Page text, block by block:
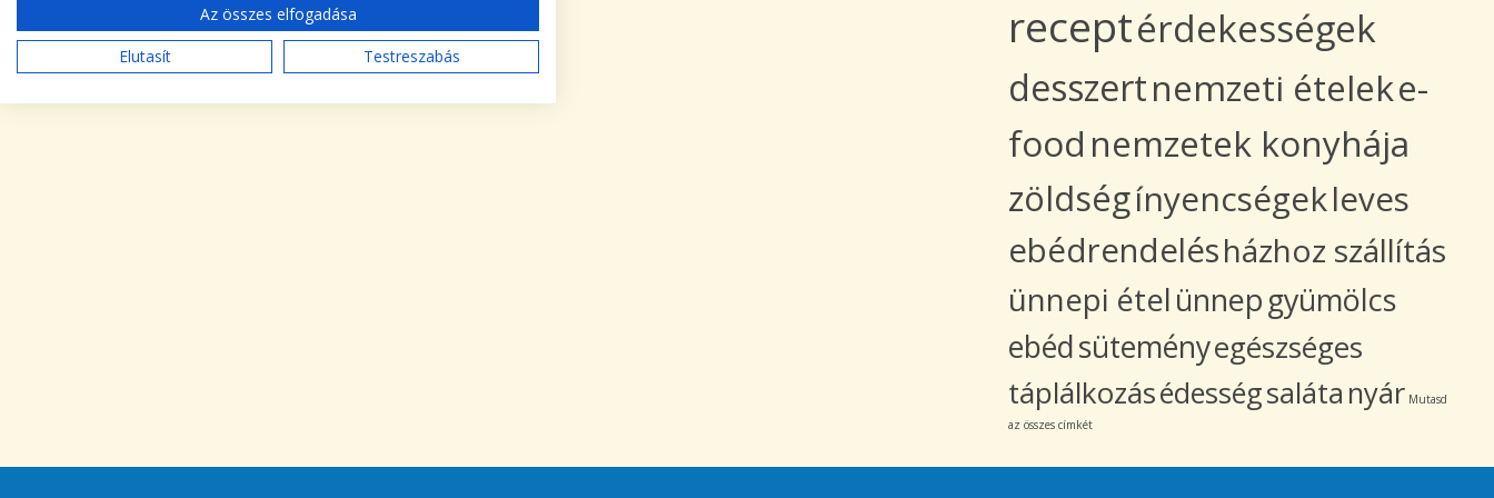
receptérdekességek
desszertnemzeti ételeke-
food nemzetek konyhája
zöldségínyencségekleves
ebédrendelésházhoz szállítás
ünnepi ételünnepgyümölcs
ebédsüteményegészséges
táplálkozásédességsaláta nyár Mutasd
az összes címkét
Az összes elfogadása
Elutasít
Testreszabás